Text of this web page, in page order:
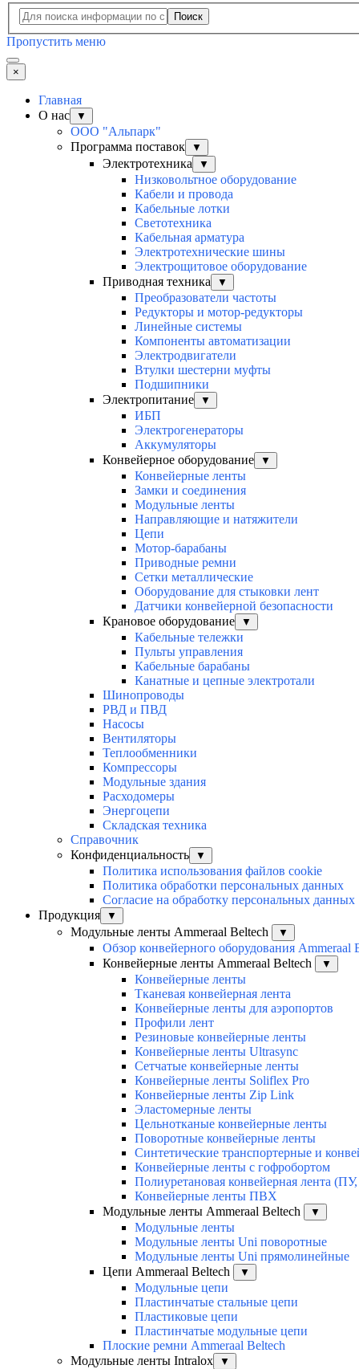
Поиск
Пропустить меню
×
Главная
О нас
▼
ООО "Альпарк"
Программа поставок
▼
Электротехника ▼
Низковольтное оборудование
Кабели и провода
Кабельные лотки
Светотехника
Кабельная арматура
Электротехнические шины
Электрощитовое оборудование
Приводная техника
▼
Преобразователи частоты
Редукторы и мотор-редукторы
Линейные системы
Компоненты автоматизации
Электродвигатели
Втулки шестерни муфты
Подшипники
Электропитание
▼
ИБП
Электрогенераторы
Аккумуляторы
Конвейерное оборудование
▼
Конвейерные ленты
Замки и соединения
Модульные ленты
Направляющие и натяжители
Цепи
Мотор-барабаны
Приводные ремни
Сетки металлические
Оборудование для стыковки лент
Датчики конвейерной безопасности
Крановое оборудование
▼
Кабельные тележки
Пульты управления
Кабельные барабаны
Канатные и цепные электротали
Шинопроводы
РВД и ПВД
Насосы
Вентиляторы
Теплообменники
Компрессоры
Модульные здания
Расходомеры
Энергоцепи
Складская техника
Справочник
Конфиденциальность
▼
Политика использования файлов cookie
Политика обработки персональных данных
Согласие на обработку персональных данных
Продукция
▼
Модульные ленты Ammeraal Beltech ▼
Обзор конвейерного оборудования Ammeraal
Конвейерные ленты Ammeraal Beltech
▼
Конвейерные ленты
Тканевая конвейерная лента
Конвейерные ленты для аэропортов
Профили лент
Резиновые конвейерные ленты
Конвейерные ленты Ultrasync
Сетчатые конвейерные ленты
Конвейерные ленты Soliflex Pro
Конвейерные ленты Zip Link
Эластомерные ленты
Цельнотканые конвейерные ленты
Поворотные конвейерные ленты
Синтетические транспортерные и
Конвейерные ленты с гофробортом
Полиуретановая конвейерная лента
Конвейерные ленты ПВХ
Модульные ленты Ammeraal Beltech
▼
Модульные ленты
Модульные ленты Uni поворотные
Модульные ленты Uni прямолинейные
Цепи Ammeraal Beltech
▼
Модульные цепи
Пластинчатые стальные цепи
Пластиковые цепи
Пластинчатые модульные цепи
Плоские ремни Ammeraal Beltech
Модульные ленты Intralox
▼